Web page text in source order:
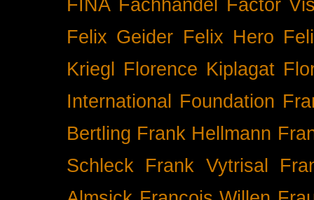
FINA Fachhandel
Factor
Felix Geider Felix Hero
Kriegl
Florence Kiplagat
International
Foundation
Bertling Frank Hellmann
Schleck
Frank Vytrisal